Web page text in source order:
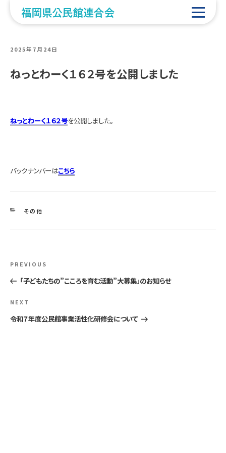
POSTED
2025年7月24日
ねっとわーく１６２号を公開しました
ねっとわーく１６２号を公開しました。
バックナンバーはこちら
CATEGORIES
その他
投
稿
ナ
ビ
Previous
Post
PREVIOUS
「子どもたちの”こころを育む活動”大募集」のお知らせ
Next
Post
NEXT
令和７年度公民館事業活性化研修会について